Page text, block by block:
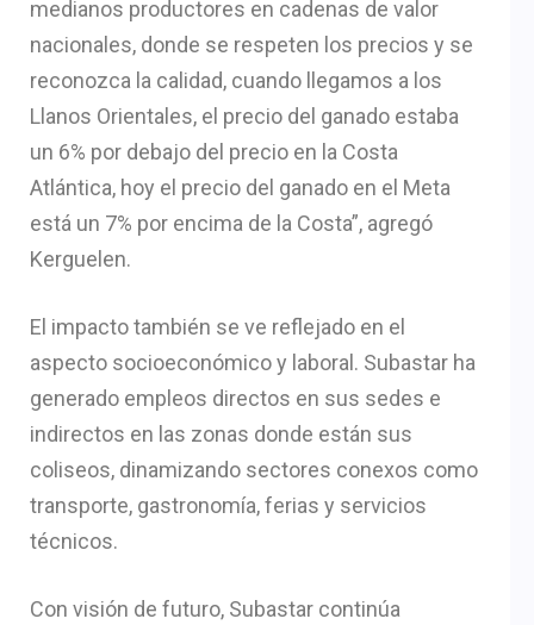
medianos productores en cadenas de valor
nacionales, donde se respeten los precios y se
reconozca la calidad, cuando llegamos a los
Llanos Orientales, el precio del ganado estaba
un 6% por debajo del precio en la Costa
Atlántica, hoy el precio del ganado en el Meta
está un 7% por encima de la Costa”, agregó
Kerguelen.
El impacto también se ve reflejado en el
aspecto socioeconómico y laboral. Subastar ha
generado empleos directos en sus sedes e
indirectos en las zonas donde están sus
coliseos, dinamizando sectores conexos como
transporte, gastronomía, ferias y servicios
técnicos.
Con visión de futuro, Subastar continúa